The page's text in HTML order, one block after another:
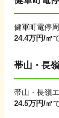
健軍町電停
24.4万円/㎡
帯山・長
帯山・長嶺
24.5万円/㎡